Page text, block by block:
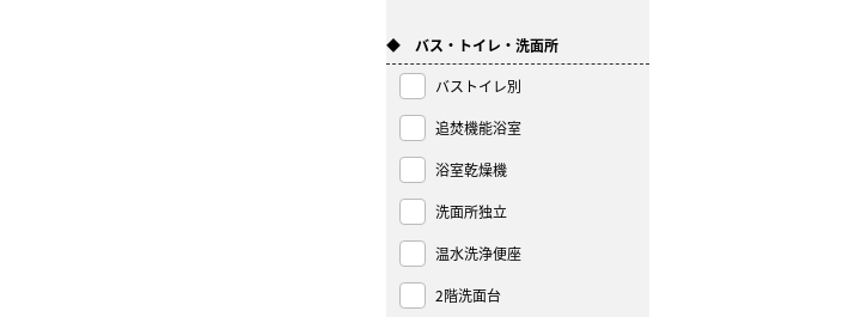
◆ バス・トイレ・洗面所
バストイレ別
追焚機能浴室
浴室乾燥機
洗面所独立
温水洗浄便座
2階洗面台